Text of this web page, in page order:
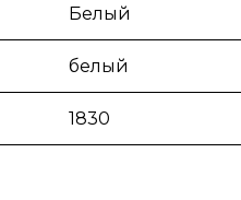
Белый
белый
1830